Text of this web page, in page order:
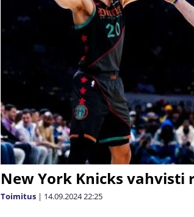
New York Knicks vahvisti
Toimitus | 14.09.202422:25